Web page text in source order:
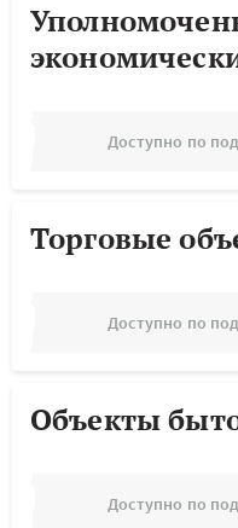
Доступно по
Торговые
Доступно по
Объекты
Доступно по